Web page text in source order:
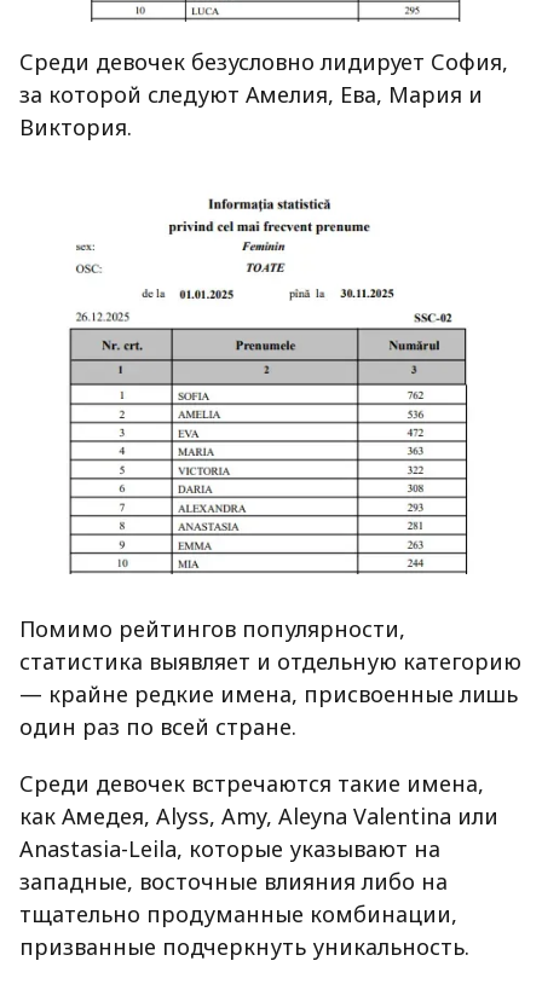
Среди девочек безусловно лидирует София,
за которой следуют Амелия, Ева, Мария и
Виктория.
Помимо рейтингов популярности,
статистика выявляет и отдельную категорию
— крайне редкие имена, присвоенные лишь
один раз по всей стране.
Среди девочек встречаются такие имена,
как Амедея, Alyss, Amy, Aleyna Valentina или
Anastasia-Leila, которые указывают на
западные, восточные влияния либо на
тщательно продуманные комбинации,
призванные подчеркнуть уникальность.